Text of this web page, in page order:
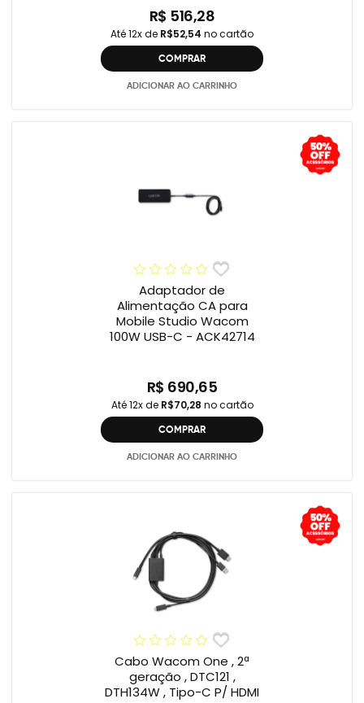
R$ 516,28
Até 12x de R$52,54 no cartão
COMPRAR
ADICIONAR AO CARRINHO
Adaptador de
Alimentação CA para
Mobile Studio Wacom
100W USB-C - ACK42714
R$ 690,65
Até 12x de R$70,28 no cartão
COMPRAR
ADICIONAR AO CARRINHO
Cabo Wacom One , 2ª
geração , DTC121 ,
DTH134W , Tipo-C P/ HDMI